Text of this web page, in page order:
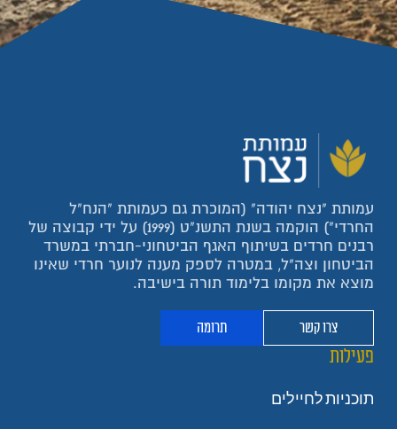
עמותת "נצח יהודה" (המוכרת גם כעמותת "הנח"ל
החרדי") הוקמה בשנת התשנ"ט (1999) על ידי קבוצה של
רבנים חרדים בשיתוף האגף הביטחוני-חברתי במשרד
הביטחון וצה"ל, במטרה לספק מענה לנוער חרדי שאינו
מוצא את מקומו בלימוד תורה בישיבה.
צרו קשר תרומה
פעילות
תוכניות לחיילים